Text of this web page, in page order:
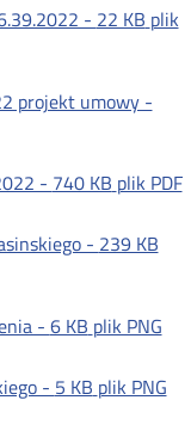
- 22 KB plik
projekt umowy -
- 740 KB plik PDF
- 239 KB
- 6 KB plik PNG
- 5 KB plik PNG